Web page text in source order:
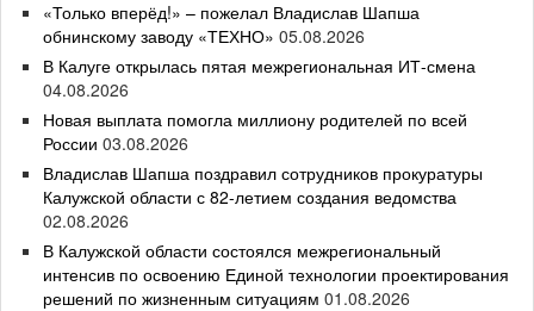
«Только вперёд!» – пожелал Владислав Шапша
обнинскому заводу «ТЕХНО» 05.08.2026
В Калуге открылась пятая межрегиональная ИТ-смена
04.08.2026
Новая выплата помогла миллиону родителей по всей
России 03.08.2026
Владислав Шапша поздравил сотрудников прокуратуры
Калужской области с 82-летием создания ведомства
02.08.2026
В Калужской области состоялся межрегиональный
интенсив по освоению Единой технологии проектирования
решений по жизненным ситуациям 01.08.2026